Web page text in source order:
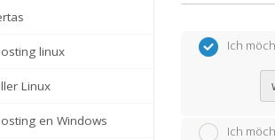
linux
Linux
en Windows
Ich
Ich